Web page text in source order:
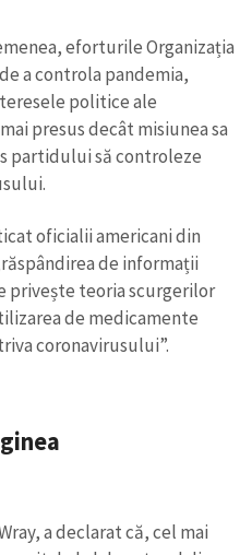
eforturile Organizația
a controla pandemia,
politice ale
presus decât misiunea sa
partidului să controleze
oficialii americani din
de informații
privește teoria scurgerilor
de medicamente
coronavirusului”.
a declarat că, cel mai